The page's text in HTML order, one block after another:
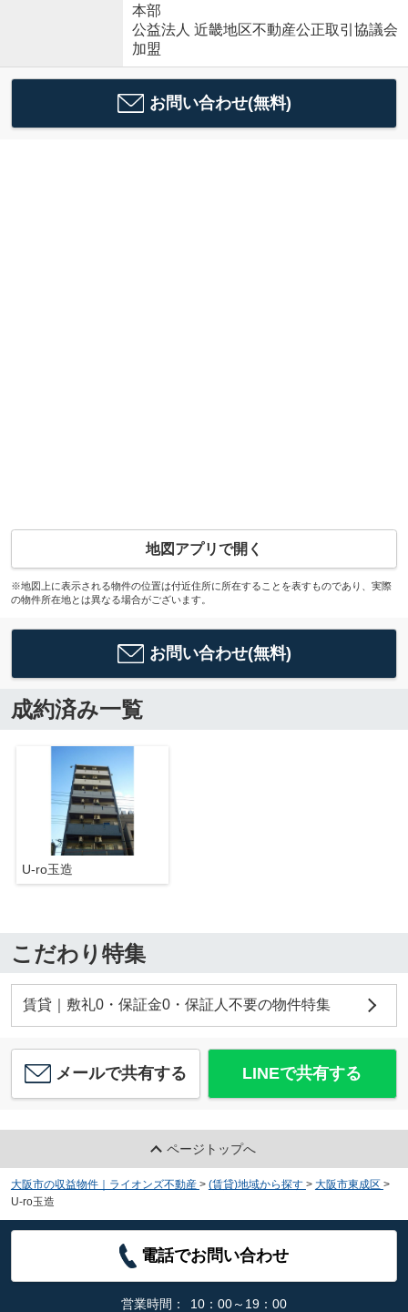
本部
公益法人 近畿地区不動産公正取引協議会
加盟
お問い合わせ(無料)
地図アプリで開く
※地図上に表示される物件の位置は付近住所に所在することを表すものであり、実際
の物件所在地とは異なる場合がございます。
お問い合わせ(無料)
成約済み一覧
U-ro玉造
こだわり特集
賃貸｜敷礼0・保証金0・保証人不要の物件特集
メールで共有する LINEで共有する
ページトップへ
大阪市の収益物件｜ライオンズ不動産 > (賃貸)地域から探す > 大阪市東成区 >
U-ro玉造
電話でお問い合わせ
営業時間： 10：00～19：00